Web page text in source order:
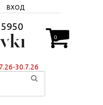
ВХОД
0
30.7.26